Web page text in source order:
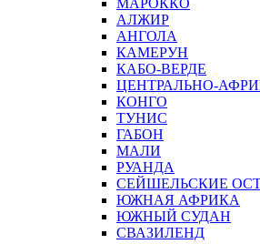
МАРОККО
АЛЖИР
АНГОЛА
КАМЕРУН
КАБО-ВЕРДЕ
ЦЕНТРАЛЬНО-
КОНГО
ТУНИС
ГАБОН
МАЛИ
РУАНДА
СЕЙШЕЛЬСКИЕ
ЮЖНАЯ АФРИКА
ЮЖНЫЙ СУДАН
СВАЗИЛЕНД